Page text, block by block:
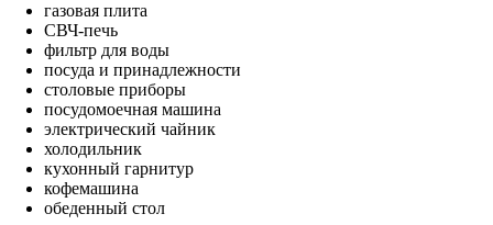
газовая плита
СВЧ-печь
фильтр для воды
посуда и принадлежности
столовые приборы
посудомоечная машина
электрический чайник
холодильник
кухонный гарнитур
кофемашина
обеденный стол